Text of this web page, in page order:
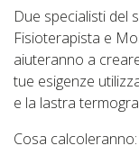
Due specialisti del
Fisioterapista e
aiuteranno a
tue esigenze
e la lastra
Cosa calcoleranno: